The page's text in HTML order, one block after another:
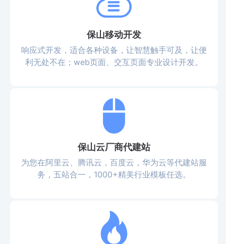
保山移动开发
响应式开发，适合各种设备，让智慧触手可及，让便
利无处不在；web页面、交互页面专业设计开发。
保山云厂商代建站
为您在阿里云、腾讯云，百度云，华为云等代建站服
务，五站合一，1000+精美行业模板任选。